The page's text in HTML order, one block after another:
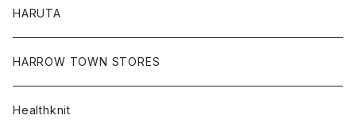
コート
シャツ
スウェット
レディース
カーディガン
コート
ボトム
パンツ
Tシャツ
ロンTEE
HARUTA
HARROW TOWN STORES
Healthknit